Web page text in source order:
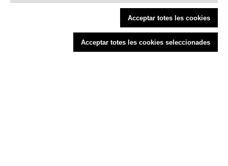
Acceptar totes les cookies
Acceptar totes les cookies seleccionades
Condicions generals de compra
Política de cookies
Política de devolucions